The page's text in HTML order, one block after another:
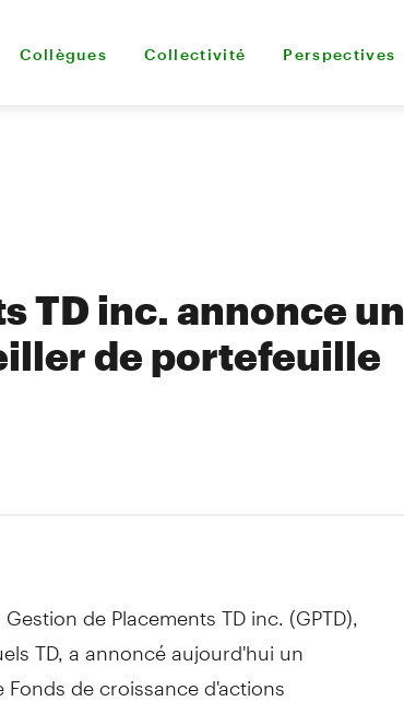
Collègues Collectivité Perspectives
TD inc. annonce un
de portefeuille
de Placements TD inc. (GPTD),
TD, a annoncé aujourd'hui un
de croissance d'actions